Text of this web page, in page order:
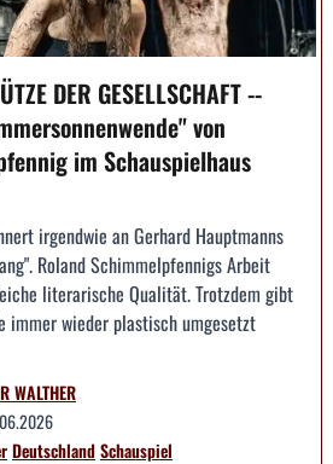
DER GESELLSCHAFT --
von
im Schauspielhaus
irgendwie an Gerhard Hauptmanns
Roland Schimmelpfennigs Arbeit
literarische Qualität. Trotzdem gibt
immer wieder plastisch umgesetzt
WALTHER
DeutschlandSchauspiel